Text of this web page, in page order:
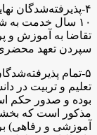
۴-پذیرفته‌شدگان
۱۰ سال خدمت به
تقاضا به آموزش و
سپردن تعهد
۵-تمام
تعلیم و تربیت در
بوده و صدور حکم
مذکور است که
آموزشی و رفاهی)